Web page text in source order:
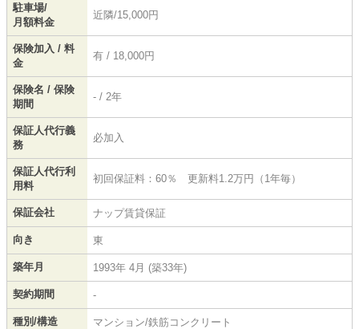
駐車場/
月額料金
近隣/15,000円
保険加入 / 料
金
有 / 18,000円
保険名 / 保険
期間
- / 2年
保証人代行義
務
必加入
保証人代行利
用料
初回保証料：60％ 更新料1.2万円（1年毎）
保証会社 ナップ賃貸保証
向き 東
築年月 1993年 4月 (築33年)
契約期間 -
種別/構造 マンション/鉄筋コンクリート